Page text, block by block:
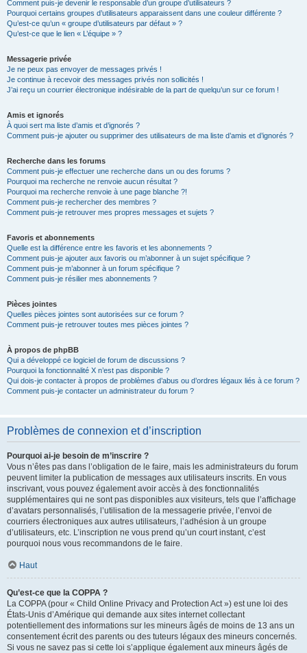
Comment puis-je devenir le responsable d’un groupe d’utilisateurs ?
Pourquoi certains groupes d’utilisateurs apparaissent dans une couleur différente ?
Qu’est-ce qu’un « groupe d’utilisateurs par défaut » ?
Qu’est-ce que le lien « L’équipe » ?
Messagerie privée
Je ne peux pas envoyer de messages privés !
Je continue à recevoir des messages privés non sollicités !
J’ai reçu un courrier électronique indésirable de la part de quelqu’un sur ce forum !
Amis et ignorés
À quoi sert ma liste d’amis et d’ignorés ?
Comment puis-je ajouter ou supprimer des utilisateurs de ma liste d’amis et d’ignorés ?
Recherche dans les forums
Comment puis-je effectuer une recherche dans un ou des forums ?
Pourquoi ma recherche ne renvoie aucun résultat ?
Pourquoi ma recherche renvoie à une page blanche ?!
Comment puis-je rechercher des membres ?
Comment puis-je retrouver mes propres messages et sujets ?
Favoris et abonnements
Quelle est la différence entre les favoris et les abonnements ?
Comment puis-je ajouter aux favoris ou m’abonner à un sujet spécifique ?
Comment puis-je m’abonner à un forum spécifique ?
Comment puis-je résilier mes abonnements ?
Pièces jointes
Quelles pièces jointes sont autorisées sur ce forum ?
Comment puis-je retrouver toutes mes pièces jointes ?
À propos de phpBB
Qui a développé ce logiciel de forum de discussions ?
Pourquoi la fonctionnalité X n’est pas disponible ?
Qui dois-je contacter à propos de problèmes d’abus ou d’ordres légaux liés à ce forum ?
Comment puis-je contacter un administrateur du forum ?
Problèmes de connexion et d’inscription
Pourquoi ai-je besoin de m’inscrire ?
Vous n’êtes pas dans l’obligation de le faire, mais les administrateurs du forum
peuvent limiter la publication de messages aux utilisateurs inscrits. En vous
inscrivant, vous pouvez également avoir accès à des fonctionnalités
supplémentaires qui ne sont pas disponibles aux visiteurs, tels que l’affichage
d’avatars personnalisés, l’utilisation de la messagerie privée, l’envoi de
courriers électroniques aux autres utilisateurs, l’adhésion à un groupe
d’utilisateurs, etc. L’inscription ne vous prend qu’un court instant, c’est
pourquoi nous vous recommandons de le faire.
Haut
Qu’est-ce que la COPPA ?
La COPPA (pour « Child Online Privacy and Protection Act ») est une loi des
États-Unis d’Amérique qui demande aux sites internet collectant
potentiellement des informations sur les mineurs âgés de moins de 13 ans un
consentement écrit des parents ou des tuteurs légaux des mineurs concernés.
Si vous ne savez pas si cette loi s’applique également aux mineurs âgés de